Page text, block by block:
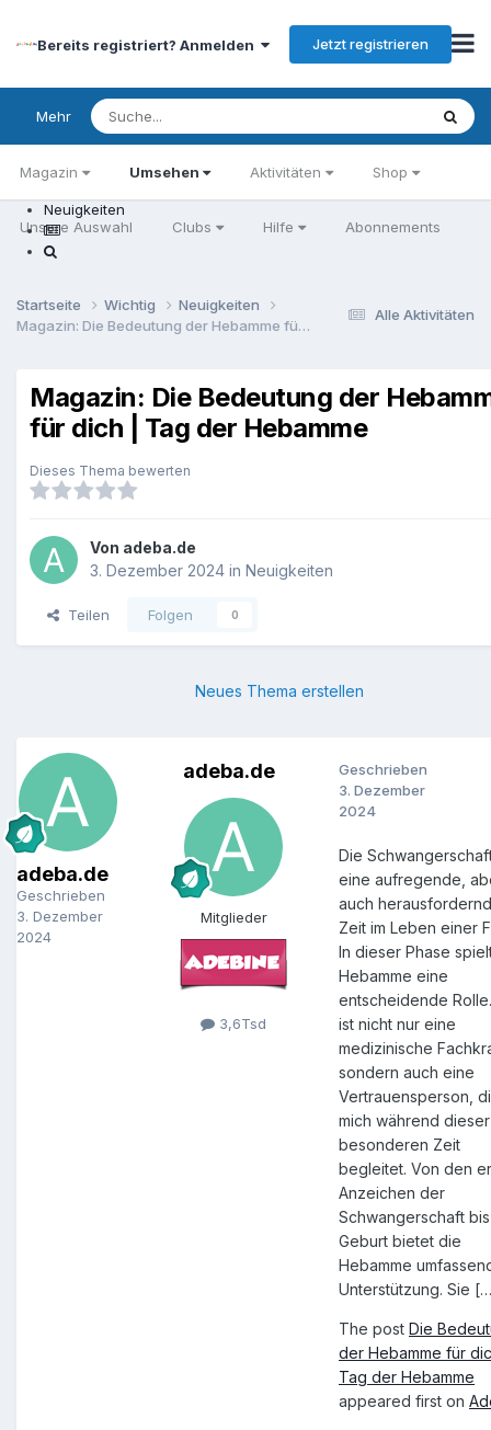
Bereits registriert? Anmelden Jetzt registrieren
Mehr
Magazin Umsehen Aktivitäten Shop
Unsere Auswahl Clubs Hilfe Abonnements
Neuigkeiten
Alle Aktivitäten
Startseite Wichtig
Neuigkeiten
Magazin: Die Bedeutung der Hebamme für dich | Tag der Hebamme
Magazin: Die Bedeutung der
für dich | Tag der Hebamme
Dieses Thema bewerten
Von adeba.de
3. Dezember 2024 in Neuigkeiten
Teilen Folgen 0
Neues Thema erstellen
adeba.de
Geschrieben
3. Dezember
2024
adeba.de
Mitglieder
3,6Tsd
Geschrieben
3. Dezember
2024
Die
eine aufregende,
auch
Zeit im Leben einer
In dieser Phase
Hebamme eine
entscheidende
ist nicht nur eine
medizinische
sondern auch eine
Vertrauensperson,
mich während dieser
besonderen Zeit
begleitet. Von den
Anzeichen der
Schwangerschaft
Geburt bietet die
Hebamme
Unterstützung. Sie
The post Die
der Hebamme für
Tag der Hebamme
appeared first on